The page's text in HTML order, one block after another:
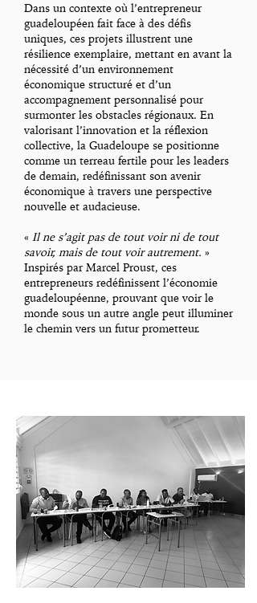
Dans un contexte où l’entrepreneur
guadeloupéen fait face à des défis
uniques, ces projets illustrent une
résilience exemplaire, mettant en avant la
nécessité d’un environnement
économique structuré et d’un
accompagnement personnalisé pour
surmonter les obstacles régionaux. En
valorisant l’innovation et la réflexion
collective, la Guadeloupe se positionne
comme un terreau fertile pour les leaders
de demain, redéfinissant son avenir
économique à travers une perspective
nouvelle et audacieuse.
« Il ne s’agit pas de tout voir ni de tout
savoir, mais de tout voir autrement. »
Inspirés par Marcel Proust, ces
entrepreneurs redéfinissent l’économie
guadeloupéenne, prouvant que voir le
monde sous un autre angle peut illuminer
le chemin vers un futur prometteur.